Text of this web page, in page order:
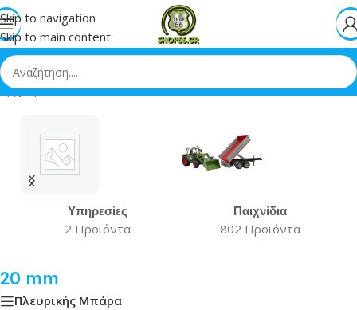
Skip to navigation
Skip to main content
Αρχική»20 mm
Υπηρεσίες
2 Προϊόντα
Παιχνίδια
802 Προϊόντα
20 mm
Πλευρικής Μπάρα